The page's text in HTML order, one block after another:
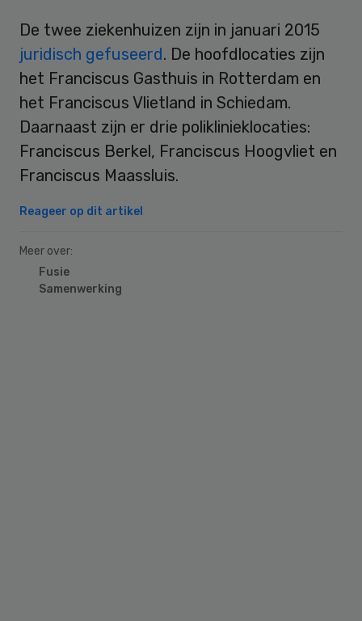
De twee ziekenhuizen zijn in januari 2015
juridisch gefuseerd. De hoofdlocaties zijn
het Franciscus Gasthuis in Rotterdam en
het Franciscus Vlietland in Schiedam.
Daarnaast zijn er drie poliklinieklocaties:
Franciscus Berkel, Franciscus Hoogvliet en
Franciscus Maassluis.
Reageer op dit artikel
Meer over:
Fusie
Samenwerking